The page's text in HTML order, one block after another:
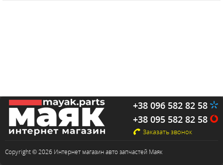
+38 096 582 82 58
+38 095 582 82 58
Заказать звонок
Copyright © 2026 Интернет магазин авто запчастей Маяк